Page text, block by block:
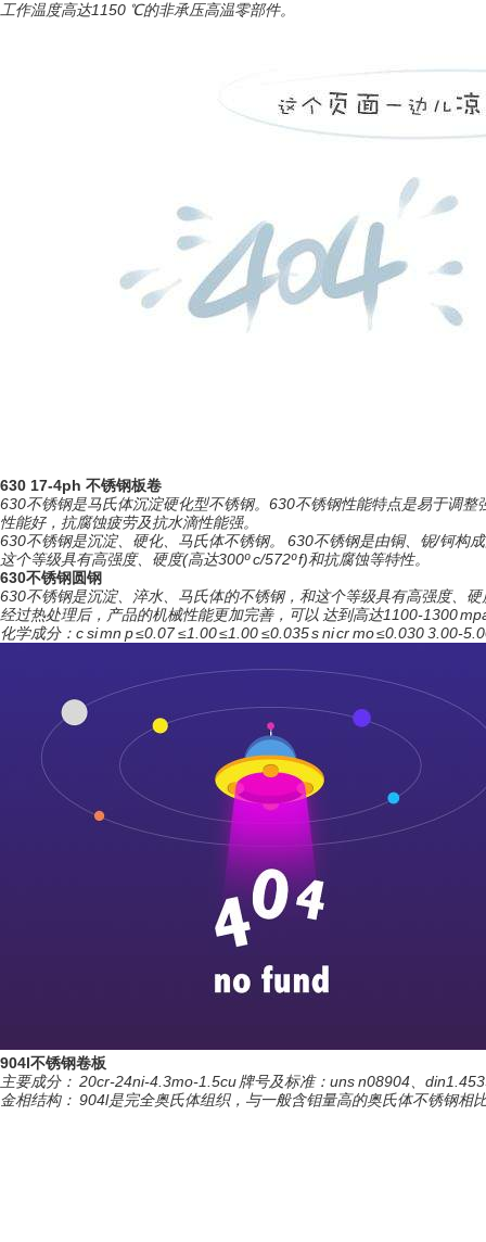
工作温度高达1150 ℃的非承压高温零部件。
630 17-4ph 不锈钢板卷
630不锈钢是马氏体沉淀硬化型不锈钢。630不锈钢性能特点是易于调
性能好，抗腐蚀疲劳及抗水滴性能强。
630不锈钢是沉淀、硬化、马氏体不锈钢。 630不锈钢是由铜、铌/钶构
这个等级具有高强度、硬度(高达300º c/572º f)和抗腐蚀等特性。
630不锈钢圆钢
630不锈钢是沉淀、淬水、马氏体的不锈钢，和这个等级具有高强度、
经过热处理后，产品的机械性能更加完善，可以 达到高达1100-1300
化学成分：c si mn p ≤0.07 ≤1.00 ≤1.00 ≤0.035 s ni cr mo ≤0.030 3.00-
904l不锈钢卷板
主要成分： 20cr-24ni-4.3mo-1.5cu 牌号及标准：uns n08904、
金相结构： 904l是完全奥氏体组织，与一般含钼量高的奥氏体不锈钢相